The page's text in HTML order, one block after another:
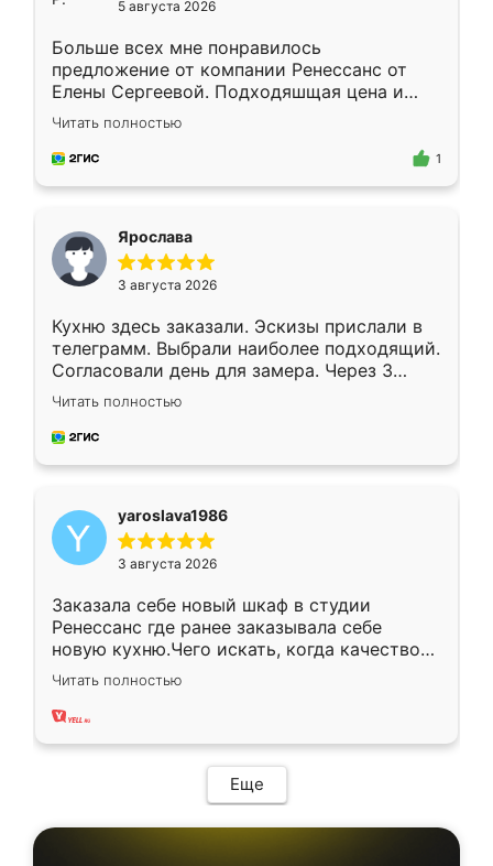
5 августа 2026
Больше всех мне понравилось
предложение от компании Ренессанс от
Елены Сергеевой. Подходяшщая цена и
короткие сроки изготовления. Приехавший
для замера сотрудник Владислав
предложил по моему эскизу самый
Читать полностью
1
Ярослава
3 августа 2026
Кухню здесь заказали. Эскизы прислали в
телеграмм. Выбрали наиболее подходящий.
Согласовали день для замера. Через 3
недели кухня была уже готова. Остались
довольны работой. Спасибо Ренессанс
мебель за качественную работу!
Читать полностью
yaroslava1986
3 августа 2026
Заказала себе новый шкаф в студии
Ренессанс где ранее заказывала себе
новую кухню.Чего искать, когда качеством
вполне довольна. Служит кухня уже почти
два года, нареканий нет.
Читать полностью
Еще